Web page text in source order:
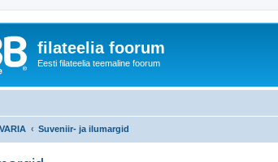
filateelia foorum
Eesti filateelia teemaline foorum
VARIA Suveniir- ja ilumargid